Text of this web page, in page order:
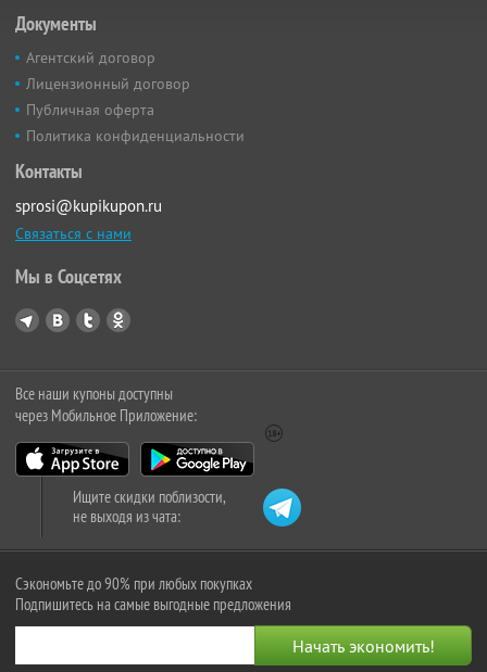
Документы
Агентский договор
Лицензионный договор
Публичная оферта
Политика конфиденциальности
Контакты
sprosi@kupikupon.ru
Связаться с нами
Мы в Соцсетях
Все наши купоны доступны
через Мобильное Приложение:
Ищите скидки поблизости,
не выходя из чата:
Сэкономьте до 90% при любых покупках
Подпишитесь на самые выгодные предложения